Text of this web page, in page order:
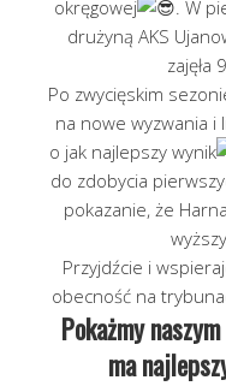
okręgowej
. W
drużyną AKS
zajęła
Po zwycięskim
na nowe wyzwania i
o jak najlepszy wynik
do zdobycia
pokazanie, że
Przyjdźcie i
obecność na
Pokażmy
ma